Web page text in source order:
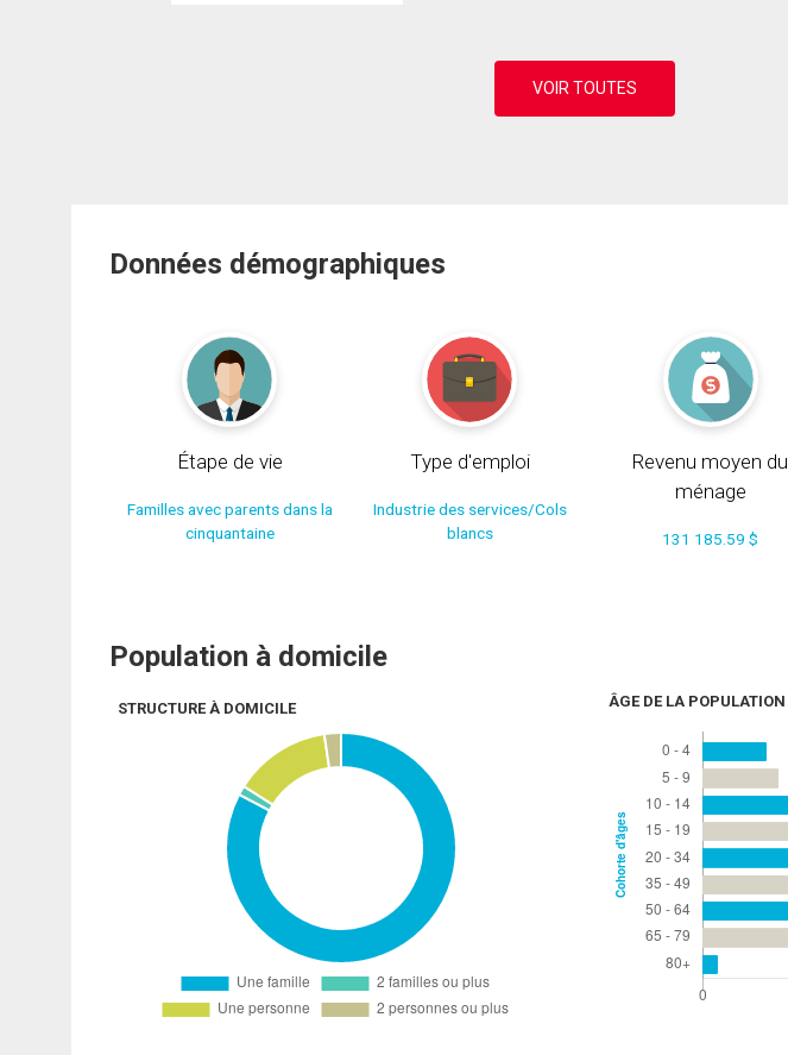
Données démographiques
Étape de vie
Familles avec parents dans la
cinquantaine
Type d'emploi
Industrie des services/Cols
blancs
Revenu moyen du
ménage
131 185.59 $
Population à domicile
STRUCTURE À DOMICILE ÂGE DE LA POPULATION